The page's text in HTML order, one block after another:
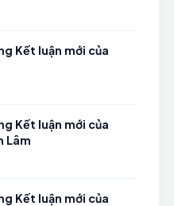
Kết luận mới của
Kết luận mới của
Lâm
Kết luận mới của